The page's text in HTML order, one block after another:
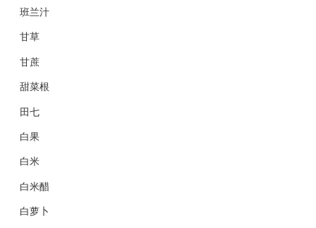
班兰汁
甘草
甘蔗
甜菜根
田七
白果
白米
白米醋
白萝卜